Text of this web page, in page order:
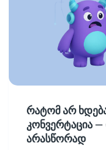
რატომ არ
კონვერტაცია
არასწორად